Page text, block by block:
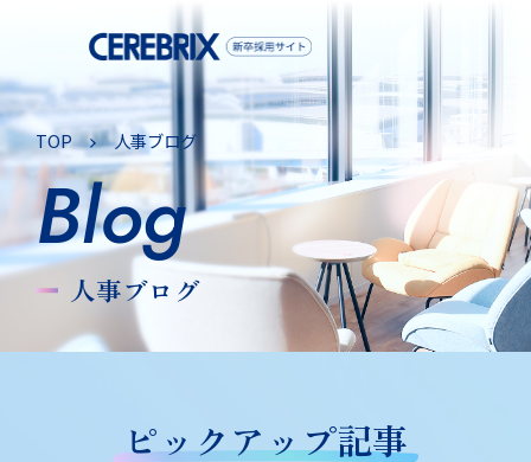
TOP 人事ブログ
Blog
人事ブログ
ピックアップ記事